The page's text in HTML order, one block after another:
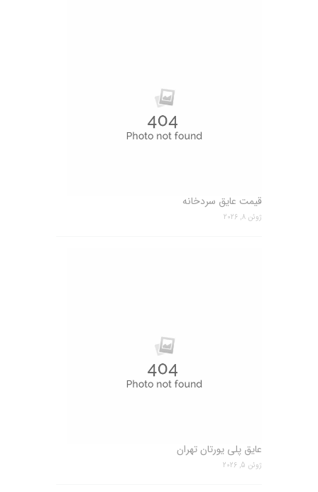
قیمت عایق سردخانه
ژوئن 8, 2026
عایق پلی یورتان تهران
ژوئن 5, 2026